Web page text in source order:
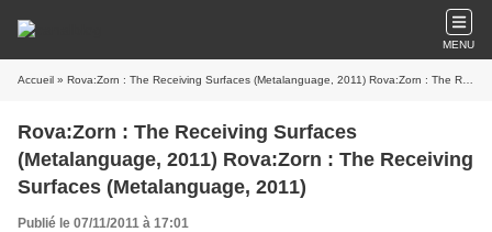
MENU
Accueil » Rova:Zorn : The Receiving Surfaces (Metalanguage, 2011) Rova:Zorn : The Receiving Surfaces (Metalanguage, 2011)
Rova:Zorn : The Receiving Surfaces
(Metalanguage, 2011) Rova:Zorn : The Receiving
Surfaces (Metalanguage, 2011)
Publié le 07/11/2011 à 17:01